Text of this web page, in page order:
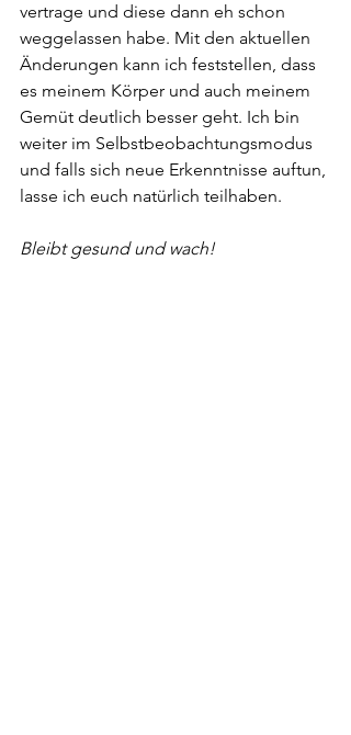
vertrage und diese dann eh schon
weggelassen habe. Mit den aktuellen
Änderungen kann ich feststellen, dass
es meinem Körper und auch meinem
Gemüt deutlich besser geht. Ich bin
weiter im Selbstbeobachtungsmodus
und falls sich neue Erkenntnisse auftun,
lasse ich euch natürlich teilhaben.
Bleibt gesund und wach!